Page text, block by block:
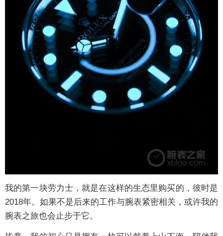
我的第一块劳力士，就是在这样的生态里购买的，彼时是
2018年。如果不是后来的工作与腕表紧密相关，或许我的
腕表之旅也会止步于它。